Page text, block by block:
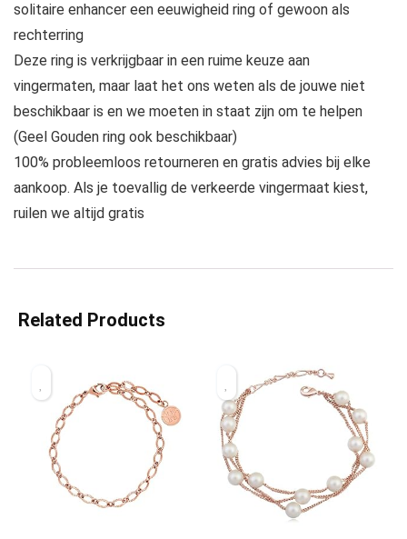
solitaire enhancer een eeuwigheid ring of gewoon als
rechterring
Deze ring is verkrijgbaar in een ruime keuze aan
vingermaten, maar laat het ons weten als de jouwe niet
beschikbaar is en we moeten in staat zijn om te helpen
(Geel Gouden ring ook beschikbaar)
100% probleemloos retourneren en gratis advies bij elke
aankoop. Als je toevallig de verkeerde vingermaat kiest,
ruilen we altijd gratis
Related Products